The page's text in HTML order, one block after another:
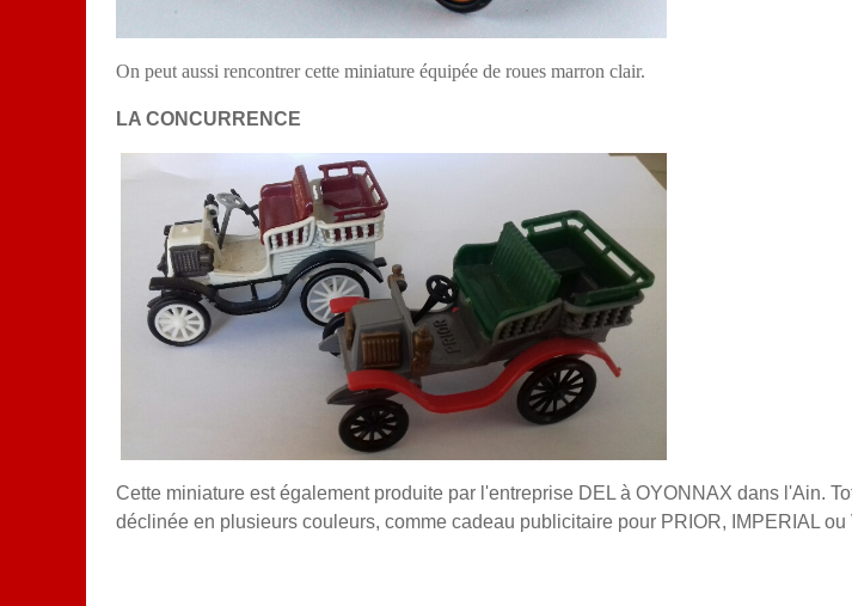
On peut aussi rencontrer cette miniature équipée de roues marron clair.
LA CONCURRENCE
Cette miniature est également produite par l'entreprise DEL à OYONNAX dans l'Ain.
déclinée en plusieurs couleurs, comme cadeau publicitaire pour PRIOR, IMPERIAL